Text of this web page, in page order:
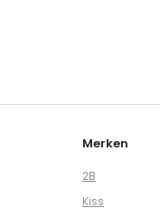
Merken
2B
Kiss